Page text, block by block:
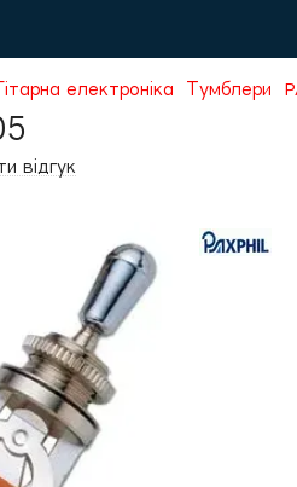
електроніка Тумблери
відгук